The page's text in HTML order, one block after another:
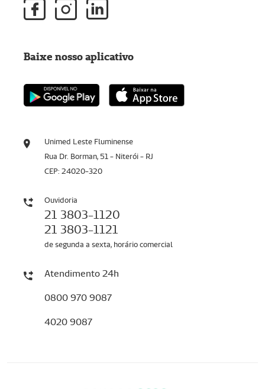
Unimed Leste Fluminense
Rua Dr. Borman, 51 - Niterói - RJ
CEP: 24020-320
Ouvidoria
21 3803-1120
21 3803-1121
de segunda a sexta, horário comercial
Atendimento 24h
0800 970 9087
4020 9087
Baixe nosso aplicativo